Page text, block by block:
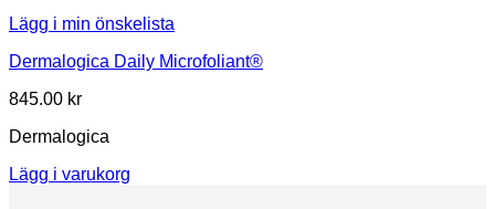
Lägg i min önskelista
Dermalogica Daily Microfoliant®
845.00 kr
Dermalogica
Lägg i varukorg